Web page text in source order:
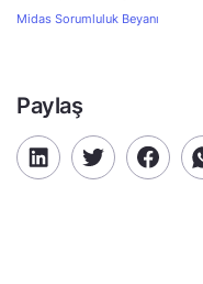
Midas Sorumluluk Beyanı
Paylaş